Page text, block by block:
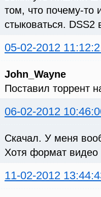
том, что почему-то
стыковаться.
05-02-2012
John_Wayne
Поставил торрент
06-02-2012
Скачал. У меня
Хотя формат
11-02-2012